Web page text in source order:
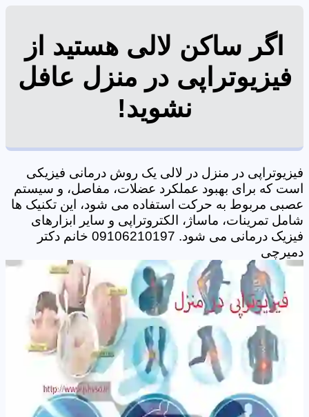
اگر ساکن لالی هستید از
فیزیوتراپی در منزل عافل
نشوید!
فیزیوتراپی در منزل در لالی یک روش درمانی فیزیکی
است که برای بهبود عملکرد عضلات، مفاصل، و سیستم
عصبی مربوط به حرکت استفاده می شود، این تکنیک ها
شامل تمرینات، ماساژ، الکتروتراپی و سایر ابزارهای
فیزیک درمانی می شود. 09106210197 خانم دکتر
دمیرچی